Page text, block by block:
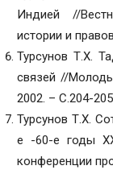
Индией //
истории и
Турсунов Т.Х.
связей //
2002. – С.204-
Турсунов Т.Х.
е -60-е годы
конференции